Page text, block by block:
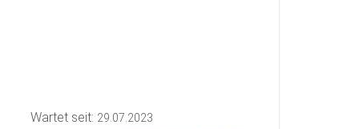
Wartet seit: 29.07.2023